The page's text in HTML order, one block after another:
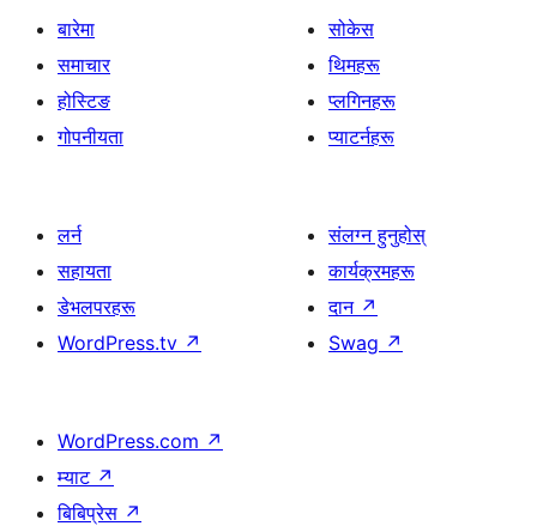
बारेमा
समाचार
होस्टिङ
गोपनीयता
सोकेस
थिमहरू
प्लगिनहरू
प्याटर्नहरू
लर्न
सहायता
डेभलपरहरू
WordPress.tv ↗
संलग्न हुनुहोस्
कार्यक्रमहरू
दान ↗
Swag ↗
WordPress.com ↗
म्याट ↗
बिबिप्रेस ↗